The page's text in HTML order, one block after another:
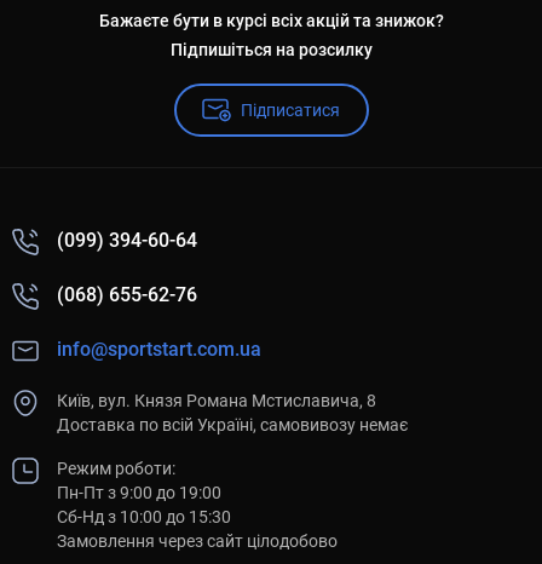
Бажаєте бути в курсі всіх акцій та знижок?
Підпишіться на розсилку
Підписатися
(099) 394-60-64
(068) 655-62-76
info@sportstart.com.ua
Київ, вул. Князя Романа Мстиславича, 8
Доставка по всій Україні, самовивозу немає
Режим роботи:
Пн-Пт з 9:00 до 19:00
Сб-Нд з 10:00 до 15:30
Замовлення через сайт цілодобово